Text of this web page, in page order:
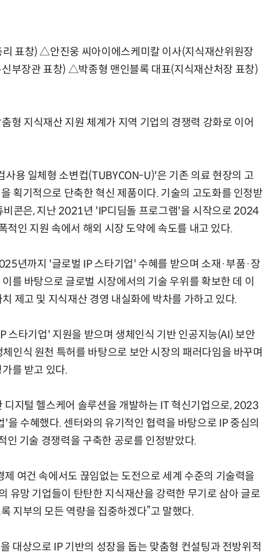
표창) △안진웅 씨아이에스케미칼 이사(지식재산위원장
부장관 표창) △박종형 맨인블록 대표(지식재산처장 표창)
형 지식재산 지원 체계가 지역 기업의 경쟁력 강화로 이어
용 일체형 소변컵(TUBYCON-U)'은 기존 의료 현장의 고
획기적으로 단축한 혁신 제품이다. 기술의 고도화를 인정받
콘은, 지난 2021년 'IP디딤돌 프로그램'을 시작으로 2024
인 지원 속에서 해외 시장 도약에 속도를 내고 있다.
년까지 '글로벌 IP 스타기업' 수혜를 받으며 소재·부품·장
를 바탕으로 글로벌 시장에서의 기술 우위를 확보한 데 이
제고 및 지식재산 경영 내실화에 박차를 가하고 있다.
타기업' 지원을 받으며 생체인식 기반 인공지능(AI) 보안
인식 원천 특허를 바탕으로 보안 시장의 패러다임을 바꾸며
를 받고 있다.
지털 헬스케어 솔루션을 개발하는 IT 혁신기업으로, 2023
수혜했다. 센터와의 유기적인 협력을 바탕으로 IP 중심의
인 기술 경쟁력을 구축한 공로를 인정받았다.
여건 속에서도 끊임없는 도전으로 세계 수준의 기술력을
유망 기업들이 탄탄한 지식재산을 강력한 무기로 삼아 글로
지부의 모든 역량을 집중하겠다”고 말했다.
대상으로 IP 기반의 성장을 돕는 맞춤형 컨설팅과 전방위적